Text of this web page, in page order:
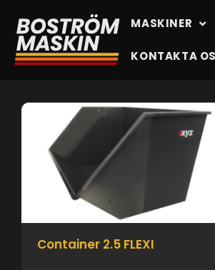
MASKINER
KONTAKTA
Container 2.5 FLEXI